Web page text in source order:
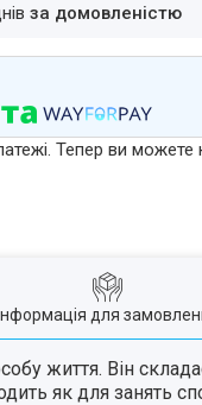
за домовленістю
Тепер ви
Інформація для
життя. Він
як для занять